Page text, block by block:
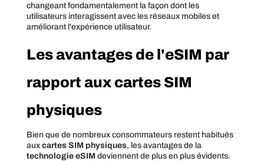
changeant fondamentalement la façon dont les
utilisateurs interagissent avec les réseaux mobiles et
améliorant l'expérience utilisateur.
Les avantages de l'eSIM par
rapport aux cartes SIM
physiques
Bien que de nombreux consommateurs restent habitués
aux cartes SIM physiques, les avantages de la
technologie eSIMdeviennent de plus en plus évidents.